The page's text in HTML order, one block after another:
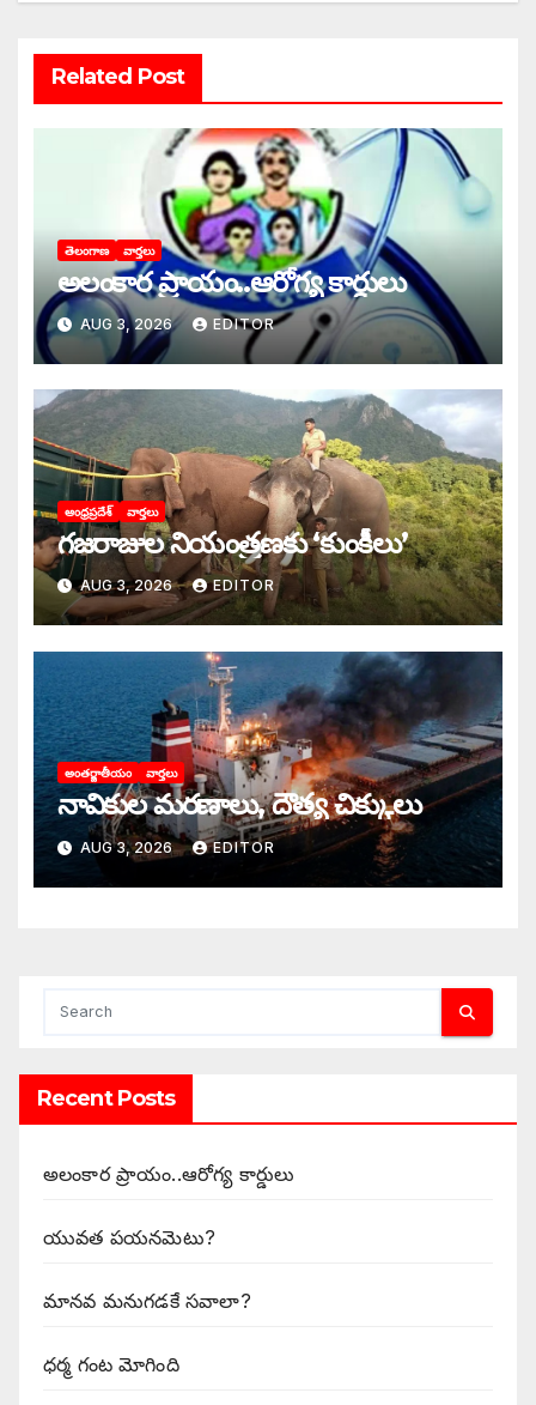
Related Post
తెలంగాణ వార్తలు
అలంకార ప్రాయం..ఆరోగ్య కార్డులు
AUG 3, 2026 EDITOR
ఆంధ్రప్రదేశ్ వార్తలు
గజరాజుల నియంత్రణకు ‘కుంకీలు’
AUG 3, 2026 EDITOR
అంతర్జాతీయం వార్తలు
నావికుల మరణాలు, దౌత్య చిక్కులు
AUG 3, 2026 EDITOR
Recent Posts
అలంకార ప్రాయం..ఆరోగ్య కార్డులు
యువత పయనమెటు?
మానవ మనుగడకే సవాలా?
ధర్మ గంట మోగింది